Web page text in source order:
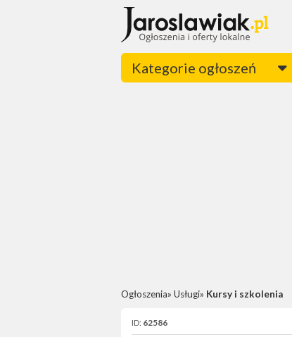
Kategorie ogłoszeń
Ogłoszenia Usługi Kursy i szkolenia
ID: 62586